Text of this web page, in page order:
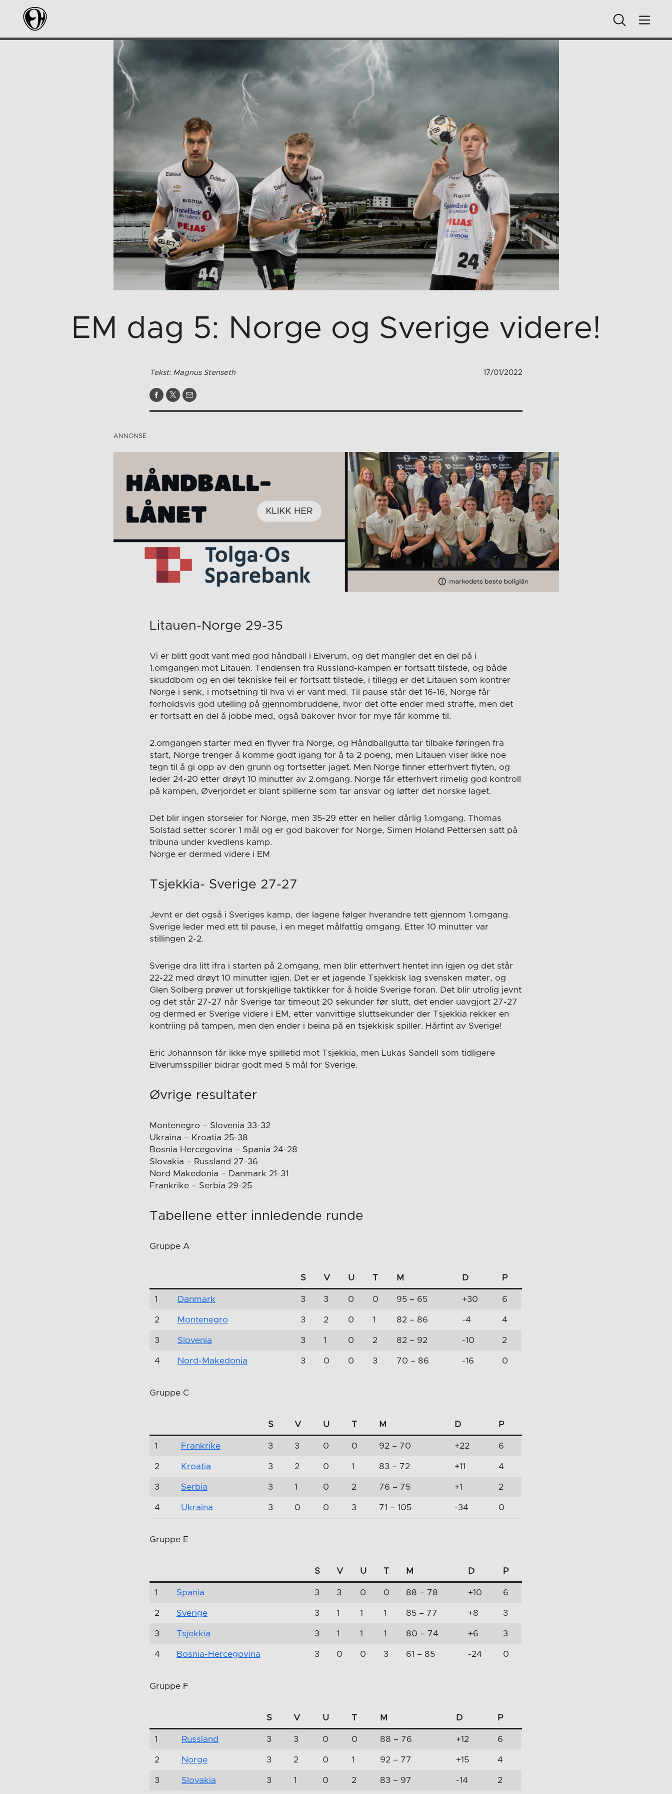
EM dag 5: Norge og Sverige videre!
Tekst: Magnus Stenseth 17/01/2022
Litauen-Norge 29-35
Vi er blitt godt vant med god håndball i Elverum, og det mangler det en del på i
1.omgangen mot Litauen. Tendensen fra Russland-kampen er fortsatt tilstede, og både
skuddbom og en del tekniske feil er fortsatt tilstede, i tillegg er det Litauen som kontrer
Norge i senk, i motsetning til hva vi er vant med. Til pause står det 16-16, Norge får
forholdsvis god utelling på gjennombruddene, hvor det ofte ender med straffe, men det
er fortsatt en del å jobbe med, også bakover hvor for mye får komme til.
2.omgangen starter med en flyver fra Norge, og Håndballgutta tar tilbake føringen fra
start, Norge trenger å komme godt igang for å ta 2 poeng, men Litauen viser ikke noe
tegn til å gi opp av den grunn og fortsetter jaget. Men Norge finner etterhvert flyten, og
leder 24-20 etter drøyt 10 minutter av 2.omgang. Norge får etterhvert rimelig god kontroll
på kampen, Øverjordet er blant spillerne som tar ansvar og løfter det norske laget.
Det blir ingen storseier for Norge, men 35-29 etter en heller dårlig 1.omgang. Thomas
Solstad setter scorer 1 mål og er god bakover for Norge, Simen Holand Pettersen satt på
tribuna under kvedlens kamp.
Norge er dermed videre i EM
Tsjekkia- Sverige 27-27
Jevnt er det også i Sveriges kamp, der lagene følger hverandre tett gjennom 1.omgang.
Sverige leder med ett til pause, i en meget målfattig omgang. Etter 10 minutter var
stillingen 2-2.
Sverige dra litt ifra i starten på 2.omgang, men blir etterhvert hentet inn igjen og det står
22-22 med drøyt 10 minutter igjen. Det er et jagende Tsjekkisk lag svensken møter, og
Glen Solberg prøver ut forskjellige taktikker for å holde Sverige foran. Det blir utrolig jevnt
og det står 27-27 når Sverige tar timeout 20 sekunder før slutt, det ender uavgjort 27-27
og dermed er Sverige videre i EM, etter vanvittige sluttsekunder der Tsjekkia rekker en
kontriing på tampen, men den ender i beina på en tsjekkisk spiller. Hårfint av Sverige!
Eric Johannson får ikke mye spilletid mot Tsjekkia, men Lukas Sandell som tidligere
Elverumsspiller bidrar godt med 5 mål for Sverige.
Øvrige resultater
Montenegro – Slovenia 33-32
Ukraina – Kroatia 25-38
Bosnia Hercegovina – Spania 24-28
Slovakia – Russland 27-36
Nord Makedonia – Danmark 21-31
Frankrike – Serbia 29-25
Tabellene etter innledende runde
Gruppe A
S V U T M D P
1 Danmark 3 3 0 0 95 – 65 +30 6
2 Montenegro 3 2 0 1 82 – 86 -4 4
3 Slovenia 3 1 0 2 82 – 92 -10 2
4 Nord-Makedonia 3 0 0 3 70 – 86 -16 0
Gruppe C
S V U T M D P
1 Frankrike 3 3 0 0 92 – 70 +22 6
2 Kroatia 3 2 0 1 83 – 72 +11 4
3 Serbia 3 1 0 2 76 – 75 +1 2
4 Ukraina 3 0 0 3 71 – 105 -34 0
Gruppe E
S V U T M D P
1 Spania 3 3 0 0 88 – 78 +10 6
2 Sverige 3 1 1 1 85 – 77 +8 3
3 Tsjekkia 3 1 1 1 80 – 74 +6 3
4 Bosnia-Hercegovina 3 0 0 3 61 – 85 -24 0
Gruppe F
S V U T M D P
1 Russland 3 3 0 0 88 – 76 +12 6
2 Norge 3 2 0 1 92 – 77 +15 4
3 Slovakia 3 1 0 2 83 – 97 -14 2